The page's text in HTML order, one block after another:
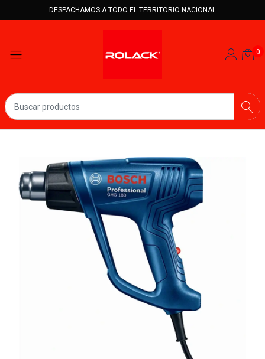
DESPACHAMOS A TODO EL TERRITORIO NACIONAL
0